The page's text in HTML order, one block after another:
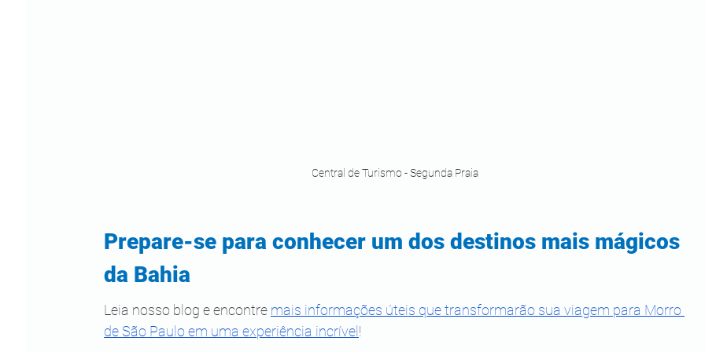
Central de Turismo - Segunda Praia
Prepare-se para conhecer um dos destinos mais mágicos
da Bahia
Leia nosso blog e encontre mais informações úteis que transformarão sua viagem para Morro
de São Paulo em uma experiência incrível!